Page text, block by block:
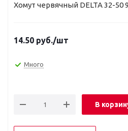
Хомут червячный DELTA 32-50
14.50 руб./шт
Много
В